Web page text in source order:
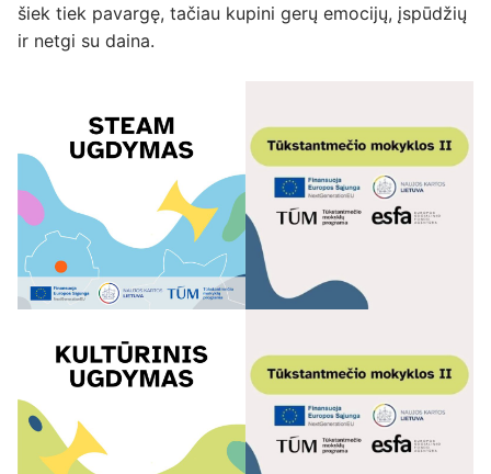
šiek tiek pavargę, tačiau kupini gerų emocijų, įspūdžių
ir netgi su daina.